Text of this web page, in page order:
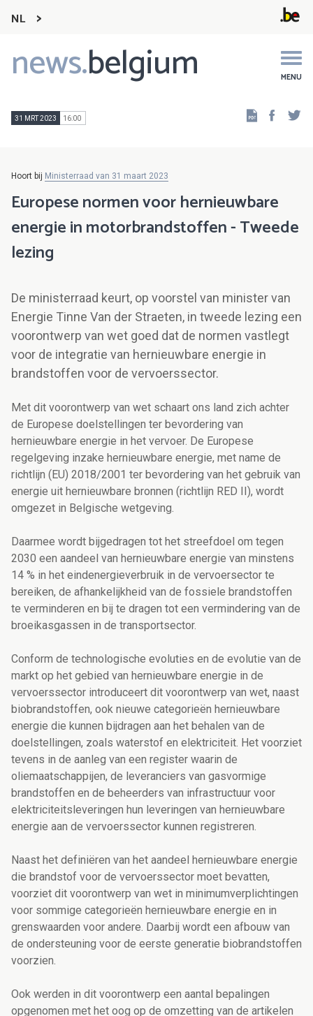
NL
news.belgium MENU
Main
navigation
31 MRT 2023 16:00
Hoort bij Ministerraad van 31 maart 2023
Europese normen voor hernieuwbare
energie in motorbrandstoffen - Tweede
lezing
De ministerraad keurt, op voorstel van minister van
Energie Tinne Van der Straeten, in tweede lezing een
voorontwerp van wet goed dat de normen vastlegt
voor de integratie van hernieuwbare energie in
brandstoffen voor de vervoerssector.
Met dit voorontwerp van wet schaart ons land zich achter
de Europese doelstellingen ter bevordering van
hernieuwbare energie in het vervoer. De Europese
regelgeving inzake hernieuwbare energie, met name de
richtlijn (EU) 2018/2001 ter bevordering van het gebruik van
energie uit hernieuwbare bronnen (richtlijn RED II), wordt
omgezet in Belgische wetgeving.
Daarmee wordt bijgedragen tot het streefdoel om tegen
2030 een aandeel van hernieuwbare energie van minstens
14 % in het eindenergieverbruik in de vervoersector te
bereiken, de afhankelijkheid van de fossiele brandstoffen
te verminderen en bij te dragen tot een vermindering van de
broeikasgassen in de transportsector.
Conform de technologische evoluties en de evolutie van de
markt op het gebied van hernieuwbare energie in de
vervoerssector introduceert dit voorontwerp van wet, naast
biobrandstoffen, ook nieuwe categorieën hernieuwbare
energie die kunnen bijdragen aan het behalen van de
doelstellingen, zoals waterstof en elektriciteit. Het voorziet
tevens in de aanleg van een register waarin de
oliemaatschappijen, de leveranciers van gasvormige
brandstoffen en de beheerders van infrastructuur voor
elektriciteitsleveringen hun leveringen van hernieuwbare
energie aan de vervoerssector kunnen registreren.
Naast het definiëren van het aandeel hernieuwbare energie
die brandstof voor de vervoerssector moet bevatten,
voorziet dit voorontwerp van wet in minimumverplichtingen
voor sommige categorieën hernieuwbare energie en in
grenswaarden voor andere. Daarbij wordt een afbouw van
de ondersteuning voor de eerste generatie biobrandstoffen
voorzien.
Ook werden in dit voorontwerp een aantal bepalingen
opgenomen met het oog op de omzetting van de artikelen